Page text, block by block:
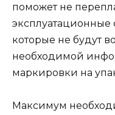
поможет не
эксплуатационные
которые не будут
необходимой
маркировки на
Максимум